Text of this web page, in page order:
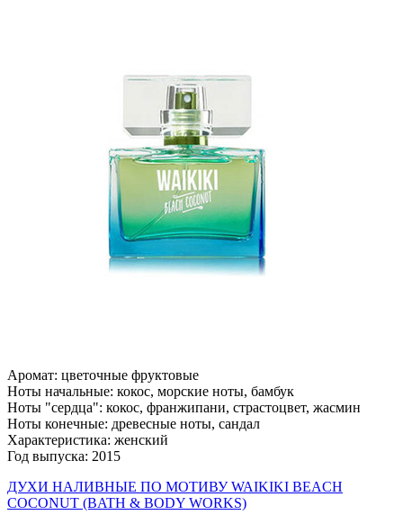
Аромат: цветочные фруктовые
Ноты начальные: кокос, морские ноты, бамбук
Ноты "сердца": кокос, франжипани, страстоцвет, жасмин
Ноты конечные: древесные ноты, сандал
Характеристика: женский
Год выпуска: 2015
ДУХИ НАЛИВНЫЕ ПО МОТИВУ WAIKIKI BEACH
COCONUT (BATH & BODY WORKS)